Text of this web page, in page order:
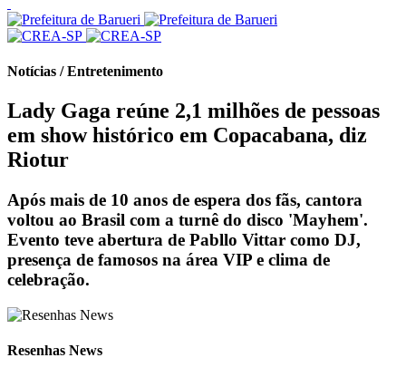
Notícias / Entretenimento
Lady Gaga reúne 2,1 milhões de pessoas
em show histórico em Copacabana, diz
Riotur
Após mais de 10 anos de espera dos fãs, cantora
voltou ao Brasil com a turnê do disco 'Mayhem'.
Evento teve abertura de Pabllo Vittar como DJ,
presença de famosos na área VIP e clima de
celebração.
Resenhas News